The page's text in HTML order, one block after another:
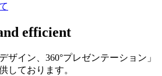
efficient
ザイン、360°プレゼンテーション」
しております。